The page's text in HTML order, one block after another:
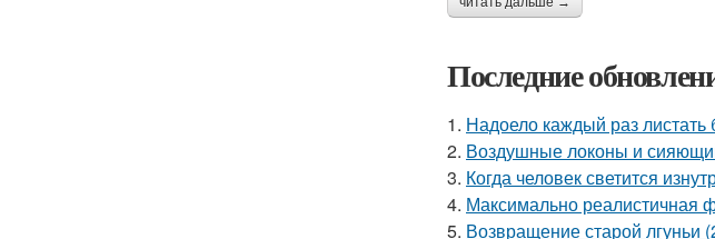
Последние
1. Надоело каждый раз
2. Воздушные локоны и
3. Когда человек светится
4. Максимально реалистичная
5. Возвращение старой лгуньи